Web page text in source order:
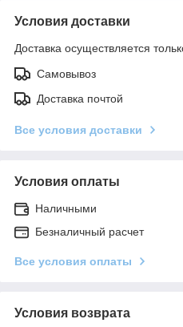
Условия доставки
Доставка осуществляется
Самовывоз
Доставка почтой
Все условия доставки
Условия оплаты
Наличными
Безналичный расчет
Все условия оплаты
Условия возврата